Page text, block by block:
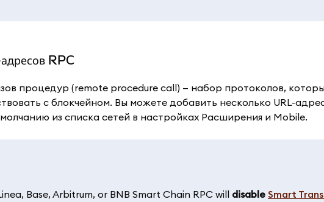
RPC
процедур (remote procedure call) — набор протоколов,
с блокчейном. Вы можете добавить несколько URL-
из списка сетей в настройках Расширения и Mobile.
Base, Arbitrum, or BNB Smart Chain RPC will disable Smart